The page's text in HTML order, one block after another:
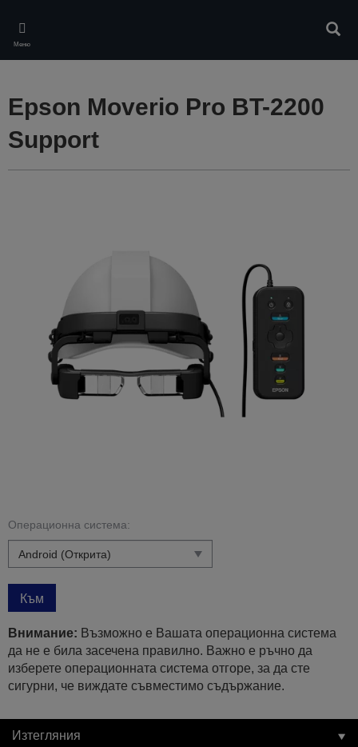
main
content
Меню
Epson Moverio Pro BT-2200
Support
Операционна система:
Към
Внимание: Възможно е Вашата операционна система
да не е била засечена правилно. Важно е ръчно да
изберете операционната система отгоре, за да сте
сигурни, че виждате съвместимо съдържание.
Изтегляния